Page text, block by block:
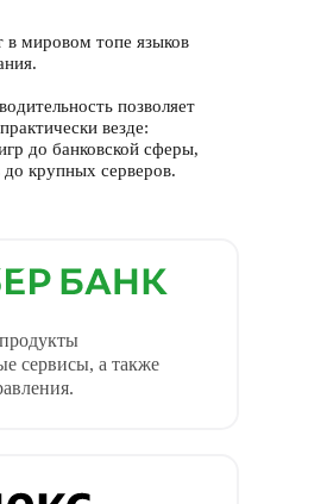
в мировом топе языков
позволяет
везде:
до банковской сферы,
крупных серверов.
сервисы, а также